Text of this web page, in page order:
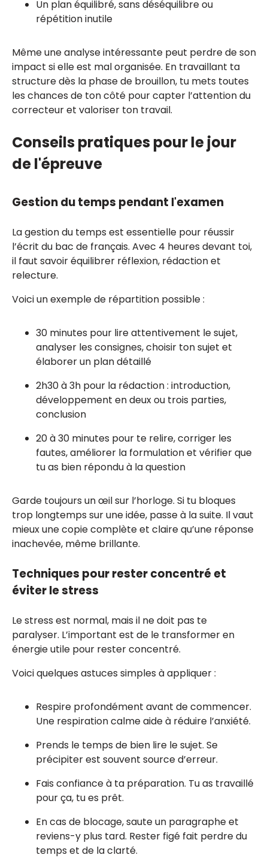
Un plan équilibré, sans déséquilibre ou
répétition inutile
Même une analyse intéressante peut perdre de son
impact si elle est mal organisée. En travaillant ta
structure dès la phase de brouillon, tu mets toutes
les chances de ton côté pour capter l’attention du
correcteur et valoriser ton travail.
Conseils pratiques pour le jour
de l'épreuve
Gestion du temps pendant l'examen
La gestion du temps est essentielle pour réussir
l’écrit du bac de français. Avec 4 heures devant toi,
il faut savoir équilibrer réflexion, rédaction et
relecture.
Voici un exemple de répartition possible :
30 minutes pour lire attentivement le sujet,
analyser les consignes, choisir ton sujet et
élaborer un plan détaillé
2h30 à 3h pour la rédaction : introduction,
développement en deux ou trois parties,
conclusion
20 à 30 minutes pour te relire, corriger les
fautes, améliorer la formulation et vérifier que
tu as bien répondu à la question
Garde toujours un œil sur l’horloge. Si tu bloques
trop longtemps sur une idée, passe à la suite. Il vaut
mieux une copie complète et claire qu’une réponse
inachevée, même brillante.
Techniques pour rester concentré et
éviter le stress
Le stress est normal, mais il ne doit pas te
paralyser. L’important est de le transformer en
énergie utile pour rester concentré.
Voici quelques astuces simples à appliquer :
Respire profondément avant de commencer.
Une respiration calme aide à réduire l’anxiété.
Prends le temps de bien lire le sujet. Se
précipiter est souvent source d’erreur.
Fais confiance à ta préparation. Tu as travaillé
pour ça, tu es prêt.
En cas de blocage, saute un paragraphe et
reviens-y plus tard. Rester figé fait perdre du
temps et de la clarté.